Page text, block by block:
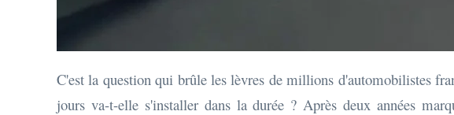
C'est la question qui brûle les lèvres de millions d'automobilistes
jours va-t-elle s'installer dans la durée ? Après deux années